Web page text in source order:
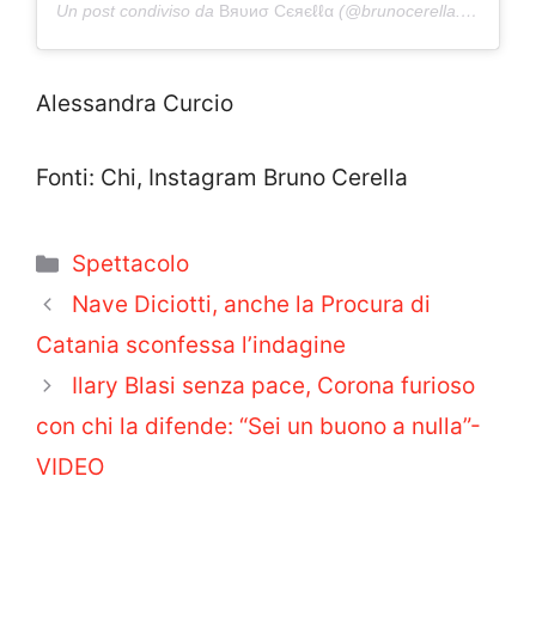
Un post condiviso da Bяυиσ Cєяєℓℓα (@brunocerella.30) in data:
Alessandra Curcio
Fonti: Chi, Instagram Bruno Cerella
Categorie
Spettacolo
Nave Diciotti, anche la Procura di
Catania sconfessa l’indagine
Ilary Blasi senza pace, Corona furioso
con chi la difende: “Sei un buono a nulla”-
VIDEO